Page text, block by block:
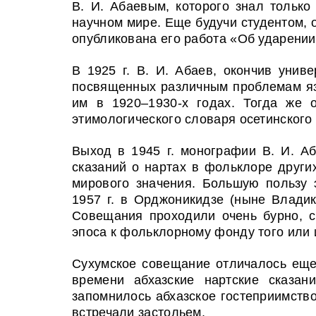
В. И. Абаевым, которого знал
научном мире. Еще будучи
опубликована его работа «Об
В 1925 г. В. И. Абаев, окончив
посвященных различным проблемам
им в 1920–1930-х годах. Тогда же
этимологического словаря
Выход в 1945 г. монографии В. И.
сказаний о нартах в фольклоре
мирового значения. Большую
1957 г. в Орджоникидзе (ныне
Совещания проходили очень бурно,
эпоса к фольклорному фонду того или
Сухумское совещание отличалось
времени абхазские нартские
запомнилось абхазское
встречали застольем.